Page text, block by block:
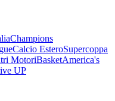
Champions
Calcio EsteroSupercoppa
MotoriBasketAmerica's
UP